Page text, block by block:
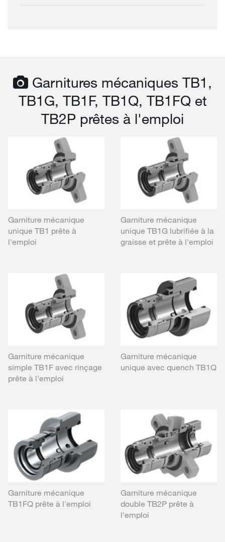
Garnitures mécaniques TB1,
TB1G, TB1F, TB1Q, TB1FQ et
TB2P prêtes à l'emploi
Garniture mécanique
unique TB1 prête à
l'emploi
Garniture mécanique
unique TB1G lubrifiée à la
graisse et prête à l'emploi
Garniture mécanique
simple TB1F avec rinçage
prête à l'emploi
Garniture mécanique
unique avec quench TB1Q
Garniture mécanique
TB1FQ prête à l'emploi
Garniture mécanique
double TB2P prête à
l'emploi